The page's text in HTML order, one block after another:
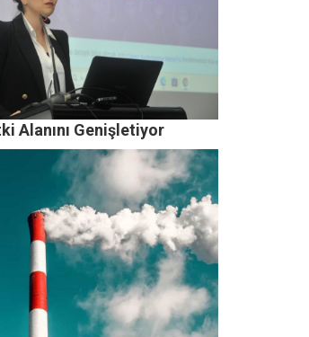
Alanını Genişletiyor